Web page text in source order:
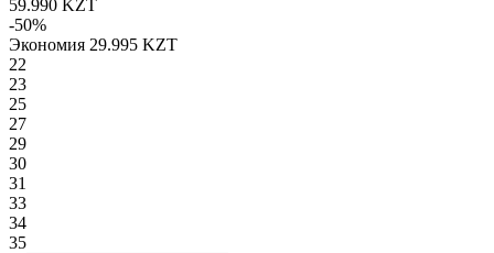
59.990 KZT
-50%
Экономия 29.995 KZT
22
23
25
27
29
30
31
33
34
35